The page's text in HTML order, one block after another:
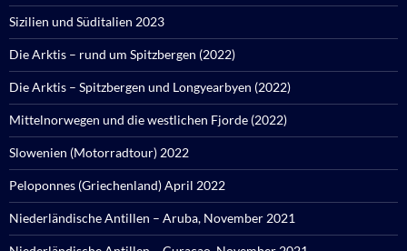
Sizilien und Süditalien 2023
Die Arktis – rund um Spitzbergen (2022)
Die Arktis – Spitzbergen und Longyearbyen (2022)
Mittelnorwegen und die westlichen Fjorde (2022)
Slowenien (Motorradtour) 2022
Peloponnes (Griechenland) April 2022
Niederländische Antillen – Aruba, November 2021